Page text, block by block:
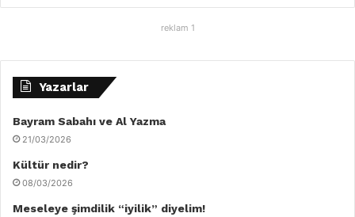
reklam 1
Yazarlar
Bayram Sabahı ve Al Yazma
21/03/2026
Kültür nedir?
08/03/2026
Meseleye şimdilik “iyilik” diyelim!